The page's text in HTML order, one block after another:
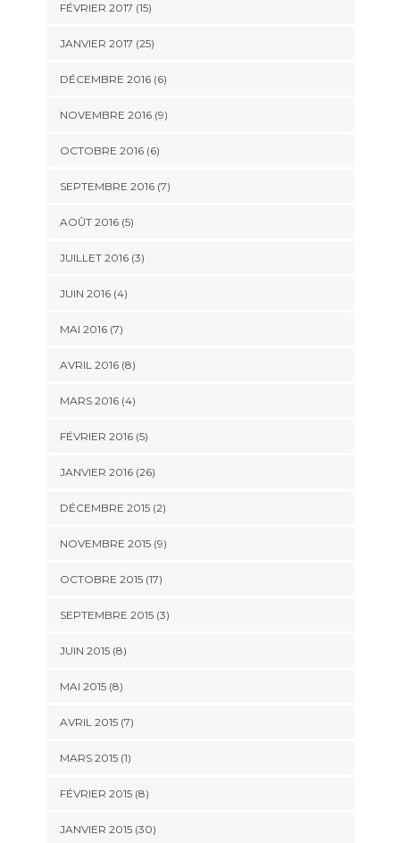
FÉVRIER 2017 (15)
JANVIER 2017 (25)
DÉCEMBRE 2016 (6)
NOVEMBRE 2016 (9)
OCTOBRE 2016 (6)
SEPTEMBRE 2016 (7)
AOÛT 2016 (5)
JUILLET 2016 (3)
JUIN 2016 (4)
MAI 2016 (7)
AVRIL 2016 (8)
MARS 2016 (4)
FÉVRIER 2016 (5)
JANVIER 2016 (26)
DÉCEMBRE 2015 (2)
NOVEMBRE 2015 (9)
OCTOBRE 2015 (17)
SEPTEMBRE 2015 (3)
JUIN 2015 (8)
MAI 2015 (8)
AVRIL 2015 (7)
MARS 2015 (1)
FÉVRIER 2015 (8)
JANVIER 2015 (30)